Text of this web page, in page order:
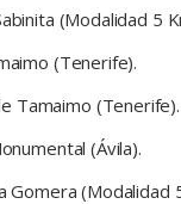
(Modalidad 5
(Tenerife).
Tamaimo (Tenerife).
(Ávila).
(Modalidad